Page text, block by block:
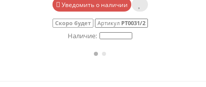
Уведомить о наличии
Скоро будет Артикул РТ0031/3